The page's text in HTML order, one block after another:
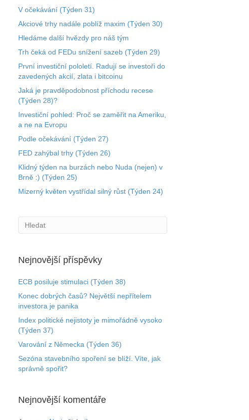
V očekávání (Týden 31)
Akciové trhy nadále poblíž maxim (Týden 30)
Hledáme další hvězdy pro náš tým
Trh čeká od FEDu snížení sazeb (Týden 29)
První investiční pololetí. Radují se investoři do
zavedených akcií, zlata i bitcoinu
Jaká je pravděpodobnost příchodu recese
(Týden 28)?
Investiční pohled: Proč se zaměřit na Ameriku,
a ne na Evropu
Podle očekávání (Týden 27)
FED zahýbal trhy (Týden 26)
Klidný týden na burzách nebo Nuda (nejen) v
Brně :) (Týden 25)
Mizerný květen vystřídal silný růst (Týden 24)
Nejnovější příspěvky
ECB posiluje stimulaci (Týden 38)
Konec dobrých časů? Největší nepřítelem
investora je panika
Index politické nejistoty je mimořádně vysoko
(Týden 37)
Varování z Německa (Týden 36)
Sezóna stavebního spoření se blíží. Víte, jak
správně spořit?
Nejnovější komentáře